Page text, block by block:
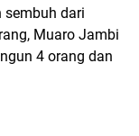
sembuh dari
Muaro Jambi
4 orang dan